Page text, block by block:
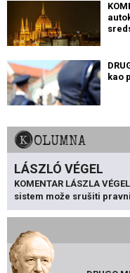
kao
KOLUMNA
LÁSZLÓ VÉGEL
KOMENTAR LÁSZLA
sistem može srušiti